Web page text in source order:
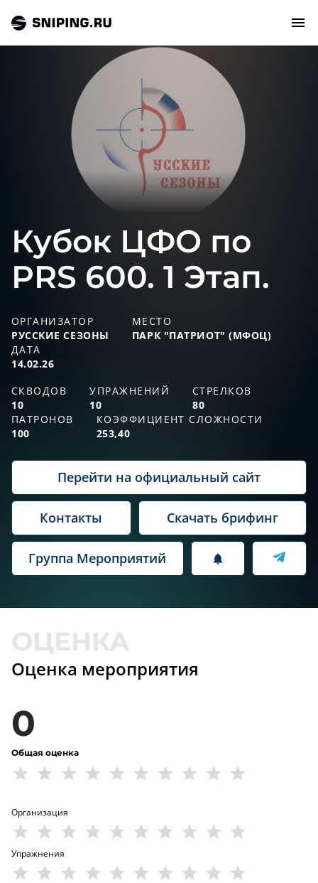
ТИРЫ И СТРЕЛЬБИЩА
МАСТЕРСКАЯ
ЗАЛ СЛАВЫ
Кубок ЦФО по
PRS 600. 1 Этап.
ОРГАНИЗАТОР
РУССКИЕ СЕЗОНЫ
МЕСТО
ПАРК "ПАТРИОТ" (МФОЦ)
ДАТА
14.02.26
СКВОДОВ
10
УПРАЖНЕНИЙ
10
СТРЕЛКОВ
80
ПАТРОНОВ
100
КОЭФФИЦИЕНТ СЛОЖНОСТИ
253,40
Перейти на официальный сайт
Контакты Скачать брифинг
Группа Мероприятий
Оценка мероприятия
0
Общая оценка
Организация
Упражнения